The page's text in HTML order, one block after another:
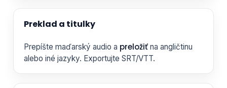
Preklad a titulky
Prepíšte maďarský audio a preložiť na angličtinu
alebo iné jazyky. Exportujte SRT/VTT.